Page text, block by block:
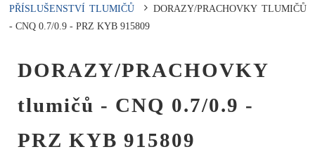
PŘÍSLUŠENSTVÍ TLUMIČŮ
DORAZY/PRACHOVKY TLUMIČŮ
- CNQ 0.7/0.9 - PRZ KYB 915809
DORAZY/PRACHOVKY
tlumičů - CNQ 0.7/0.9 -
PRZ KYB 915809